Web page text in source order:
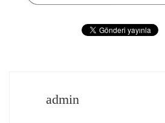
admin